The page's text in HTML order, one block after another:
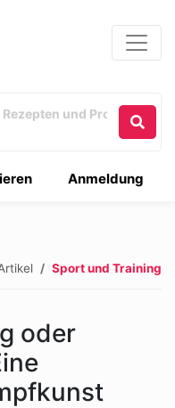
Anmeldung
Sport und Training
oder